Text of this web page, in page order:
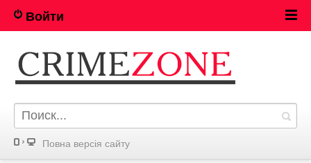
Войти
Повна версія сайту